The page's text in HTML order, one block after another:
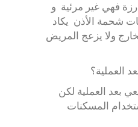
فهي غير مرئية و
شحمة الأذن يكاد
ولا يزعج المريض
العملية؟
بعد العملية لكن
المسكنات